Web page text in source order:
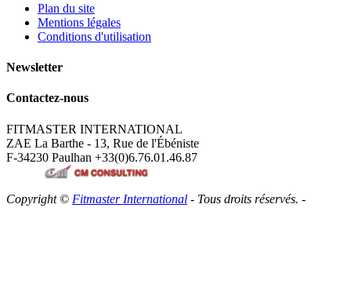
Plan du site
Mentions légales
Conditions d'utilisation
Newsletter
Contactez-nous
FITMASTER INTERNATIONAL
ZAE La Barthe - 13, Rue de l'Ébéniste
F-34230 Paulhan +33(0)6.76.01.46.87
Copyright © Fitmaster International - Tous droits réservés. -